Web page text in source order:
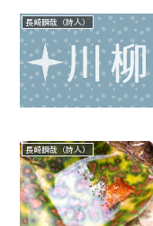
長崎瞬哉（詩人）
長崎瞬哉（詩人）